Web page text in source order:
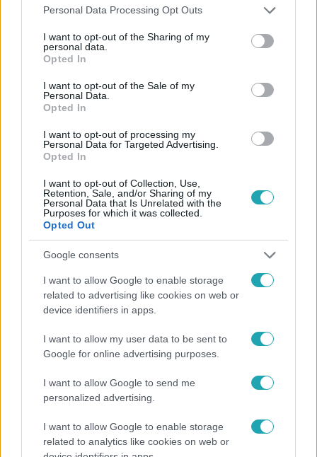
Please note that this website/app uses one or more Google
not limited to your visit or usage behaviour. You may click to
grant or deny consent to Google and its third-party tags to
use your data for below specified purposes in below Google
consent section.
Personal Data Processing Opt Outs
I want to opt-out of the Sharing of my
personal data.
Opted In
I want to opt-out of the Sale of my
Personal Data.
Opted In
I want to opt-out of processing my
Personal Data for Targeted Advertising.
Opted In
I want to opt-out of Collection, Use,
Retention, Sale, and/or Sharing of my
Personal Data that Is Unrelated with the
Purposes for which it was collected.
Opted Out
Google consents
I want to allow Google to enable storage
related to advertising like cookies on web or
device identifiers in apps.
I want to allow my user data to be sent to
Google for online advertising purposes.
I want to allow Google to send me
personalized advertising.
I want to allow Google to enable storage
related to analytics like cookies on web or
GYILKOSSÁG #
Népszerű